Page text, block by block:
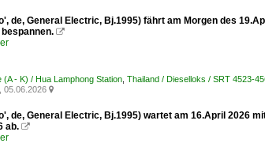
de, General Electric, Bj.1995) fährt am Morgen des

(A - K) / Hua Lamphong Station Thailand / Dieselloks / SRT 4523-
05.06.2026 
de, General Electric, Bj.1995) wartet am 16.April 2026
ab. 